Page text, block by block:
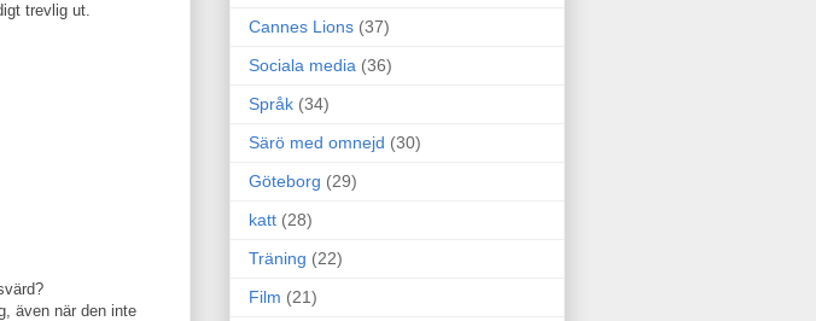
trevlig ut.
även när den inte
Cannes Lions (37)
Sociala media (36)
Språk (34)
Särö med omnejd (30)
Göteborg (29)
katt (28)
Träning (22)
Film (21)